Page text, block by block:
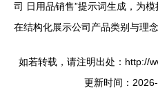
司 日用品销售”提示词生成，为
在结构化展示公司产品类别与理念
如若转载，请注明出处：http://
更新时间：